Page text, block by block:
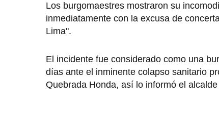
Los burgomaestres mostraron su
inmediatamente con la excusa de
Lima".
El incidente fue considerado como una
días ante el inminente colapso sanitario
Quebrada Honda, así lo informó el